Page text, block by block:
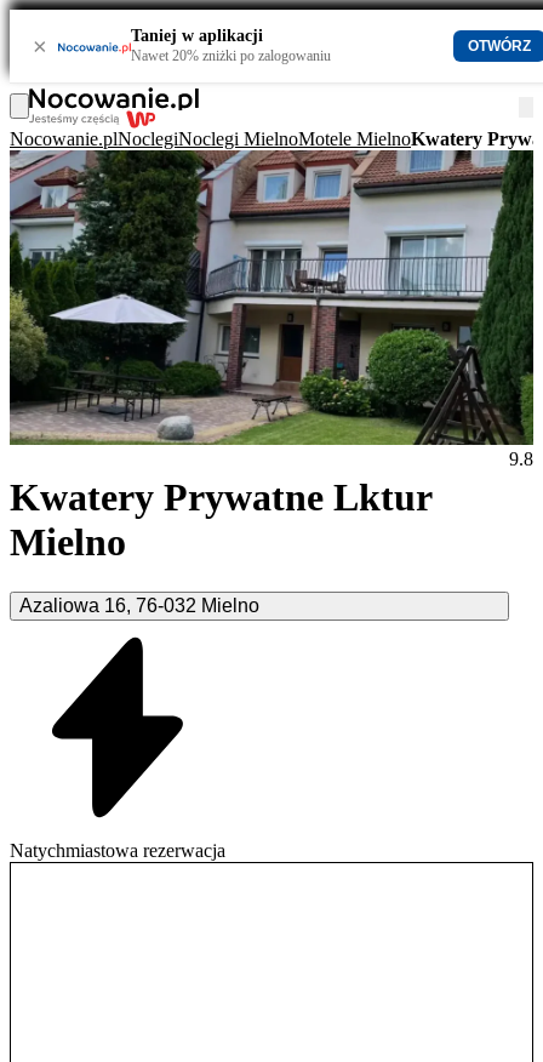
× Taniej w aplikacji
Nawet 20% zniżki po zalogowaniu
OTWÓRZ
Nocowanie.plNoclegiNoclegi MielnoMotele MielnoKwatery
Kwatery Prywatne Lktur
Mielno
Azaliowa 16, 76-032 Mielno
9.8
Natychmiastowa rezerwacja